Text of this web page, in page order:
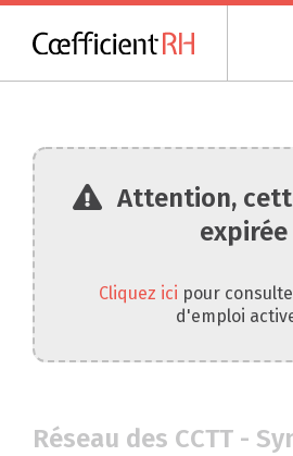
Attention,
expirée
Cliquez ici pour
d'emploi
Réseau des CCTT -